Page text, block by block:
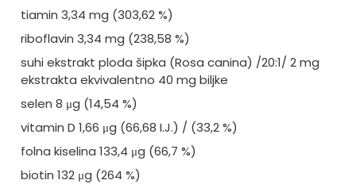
tiamin 3,34 mg (303,62 %)
riboflavin 3,34 mg (238,58 %)
suhi ekstrakt ploda šipka (Rosa canina) /20:1/ 2 mg
ekstrakta ekvivalentno 40 mg biljke
selen 8 μg (14,54 %)
vitamin D 1,66 μg (66,68 I.J.) / (33,2 %)
folna kiselina 133,4 μg (66,7 %)
biotin 132 μg (264 %)